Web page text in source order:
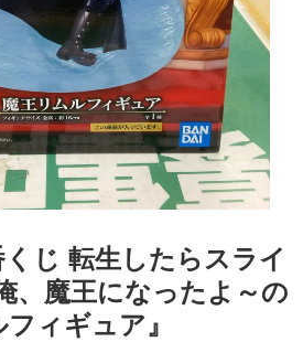
じ ​転生したらスライ
、魔王になったよ～の
ィギュア』